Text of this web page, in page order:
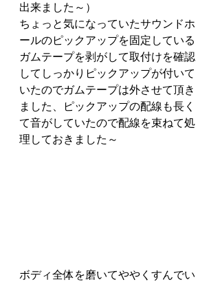
出来ました～）
ちょっと気になっていたサウンドホ
ールのピックアップを固定している
ガムテープを剥がして取付けを確認
してしっかりピックアップが付いて
いたのでガムテープは外させて頂き
ました、ピックアップの配線も長く
て音がしていたので配線を束ねて処
理しておきました～
ボディ全体を磨いてややくすんでい